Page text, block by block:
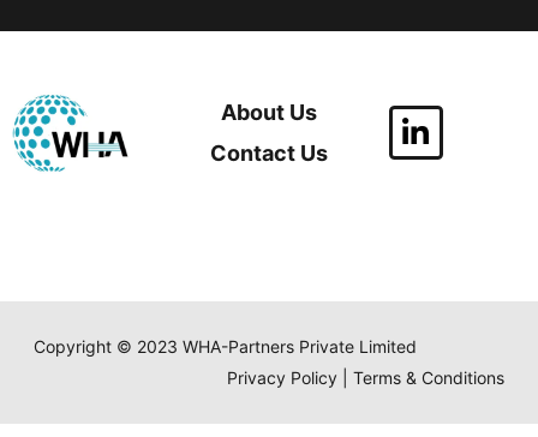
About Us
Contact Us
Copyright © 2023 WHA-Partners Private Limited
Privacy Policy | Terms & Conditions